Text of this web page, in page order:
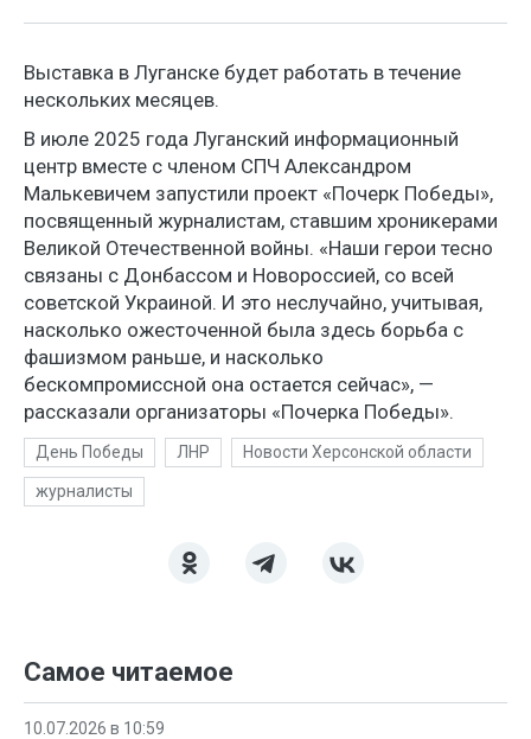
Выставка в Луганске будет работать в течение
нескольких месяцев.
В июле 2025 года Луганский информационный
центр вместе с членом СПЧ Александром
Малькевичем запустили проект «Почерк Победы»,
посвященный журналистам, ставшим хроникерами
Великой Отечественной войны. «Наши герои тесно
связаны с Донбассом и Новороссией, со всей
советской Украиной. И это неслучайно, учитывая,
насколько ожесточенной была здесь борьба с
фашизмом раньше, и насколько
бескомпромиссной она остается сейчас», —
рассказали организаторы «Почерка Победы».
День Победы ЛНР Новости Херсонской области
журналисты
Самое читаемое
10.07.2026 в 10:59